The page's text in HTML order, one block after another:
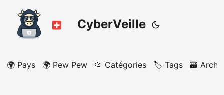
CyberVeille
🌍 Pays 🌍 Pew Pew 📂 Catégories 🏷️ Tags 🗃️